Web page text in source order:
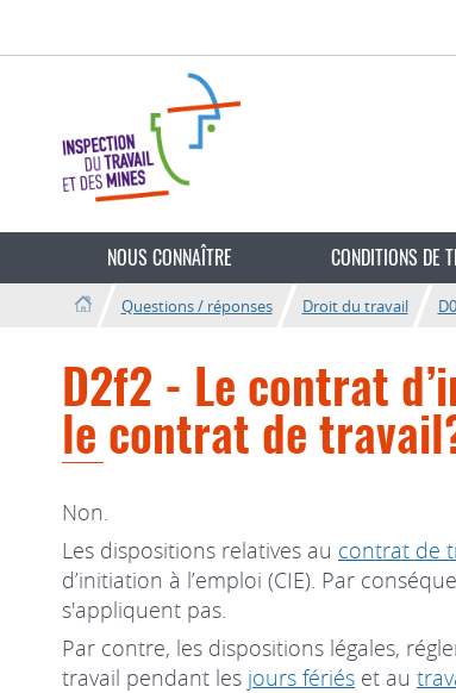
langue
NOUS CONNAÎTRE CONDITIONS DE
Questions / réponses Droit du travail
D2f2 - Le contrat
le contrat de
Non.
Les dispositions relatives au contrat de
d’initiation à l’emploi (CIE). Par
s'appliquent pas.
Par contre, les dispositions légales,
travail pendant les jours fériés et au